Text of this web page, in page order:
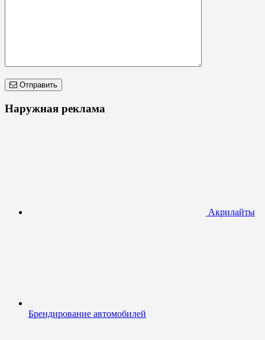
Отправить
Наружная реклама
Акрилайты
Брендирование автомобилей